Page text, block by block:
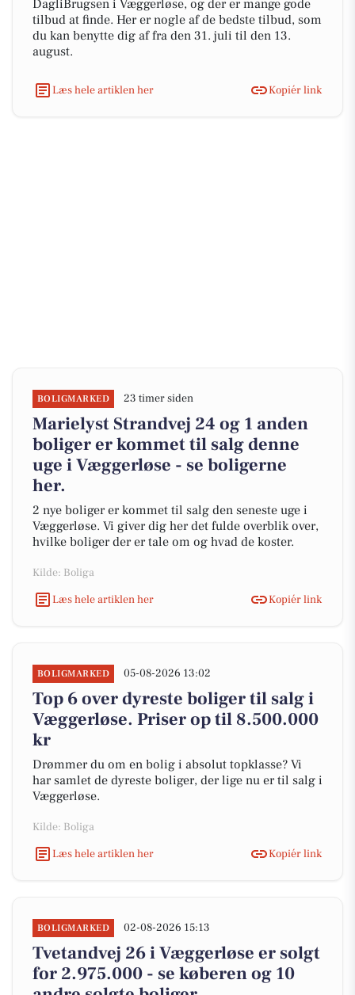
DagliBrugsen i Væggerløse, og der er mange gode
tilbud at finde. Her er nogle af de bedste tilbud, som
du kan benytte dig af fra den 31. juli til den 13.
august.
Læs hele artiklen her Kopiér link
BOLIGMARKED 23 timer siden
Marielyst Strandvej 24 og 1 anden
boliger er kommet til salg denne
uge i Væggerløse - se boligerne
her.
2 nye boliger er kommet til salg den seneste uge i
Væggerløse. Vi giver dig her det fulde overblik over,
hvilke boliger der er tale om og hvad de koster.
Kilde: Boliga
Læs hele artiklen her
Kopiér link
BOLIGMARKED 05-08-2026 13:02
Top 6 over dyreste boliger til salg i
Væggerløse. Priser op til 8.500.000
kr
Drømmer du om en bolig i absolut topklasse? Vi
har samlet de dyreste boliger, der lige nu er til salg i
Væggerløse.
Kilde: Boliga
Læs hele artiklen her
Kopiér link
BOLIGMARKED 02-08-2026 15:13
Tvetandvej 26 i Væggerløse er solgt
for 2.975.000 - se køberen og 10